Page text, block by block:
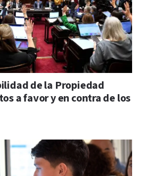
de la Propiedad
a favor y en contra de los